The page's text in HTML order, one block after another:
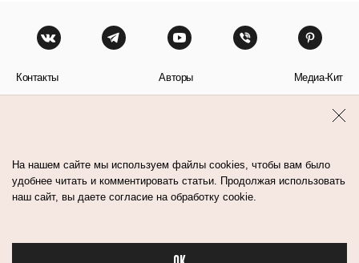
Контакты Авторы Медиа-Кит
На нашем сайте мы используем файлы cookies, чтобы вам было
удобнее читать и комментировать статьи. Продолжая использовать
наш сайт, вы даете согласие на обработку cookie.